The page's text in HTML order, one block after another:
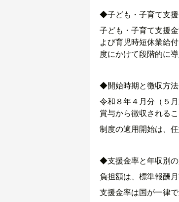
◆子ども・子育て支
子ども・子育て支援
よび育児時短休業給
度にかけて段階的に導
◆開始時期と徴収方法
令和８年４月分（５
賞与から徴収される
制度の適用開始は、
◆支援金率と年収別
負担額は、標準報酬
支援金率は国が一律